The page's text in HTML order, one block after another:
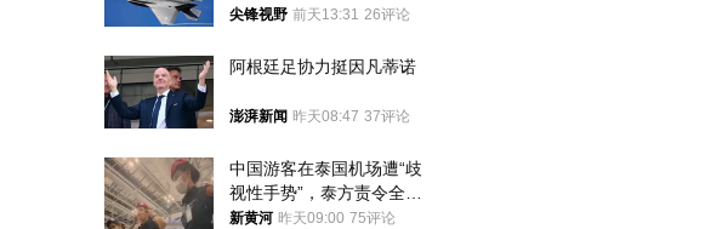
的技术被拿下
尖锋视野 前天13:31 26评论
阿根廷足协力挺因凡蒂诺
澎湃新闻 昨天08:47 37评论
中国游客在泰国机场遭“歧
视性手势”，泰方责令全面
调查，对责任人采取最严厉
新黄河 昨天09:00 75评论